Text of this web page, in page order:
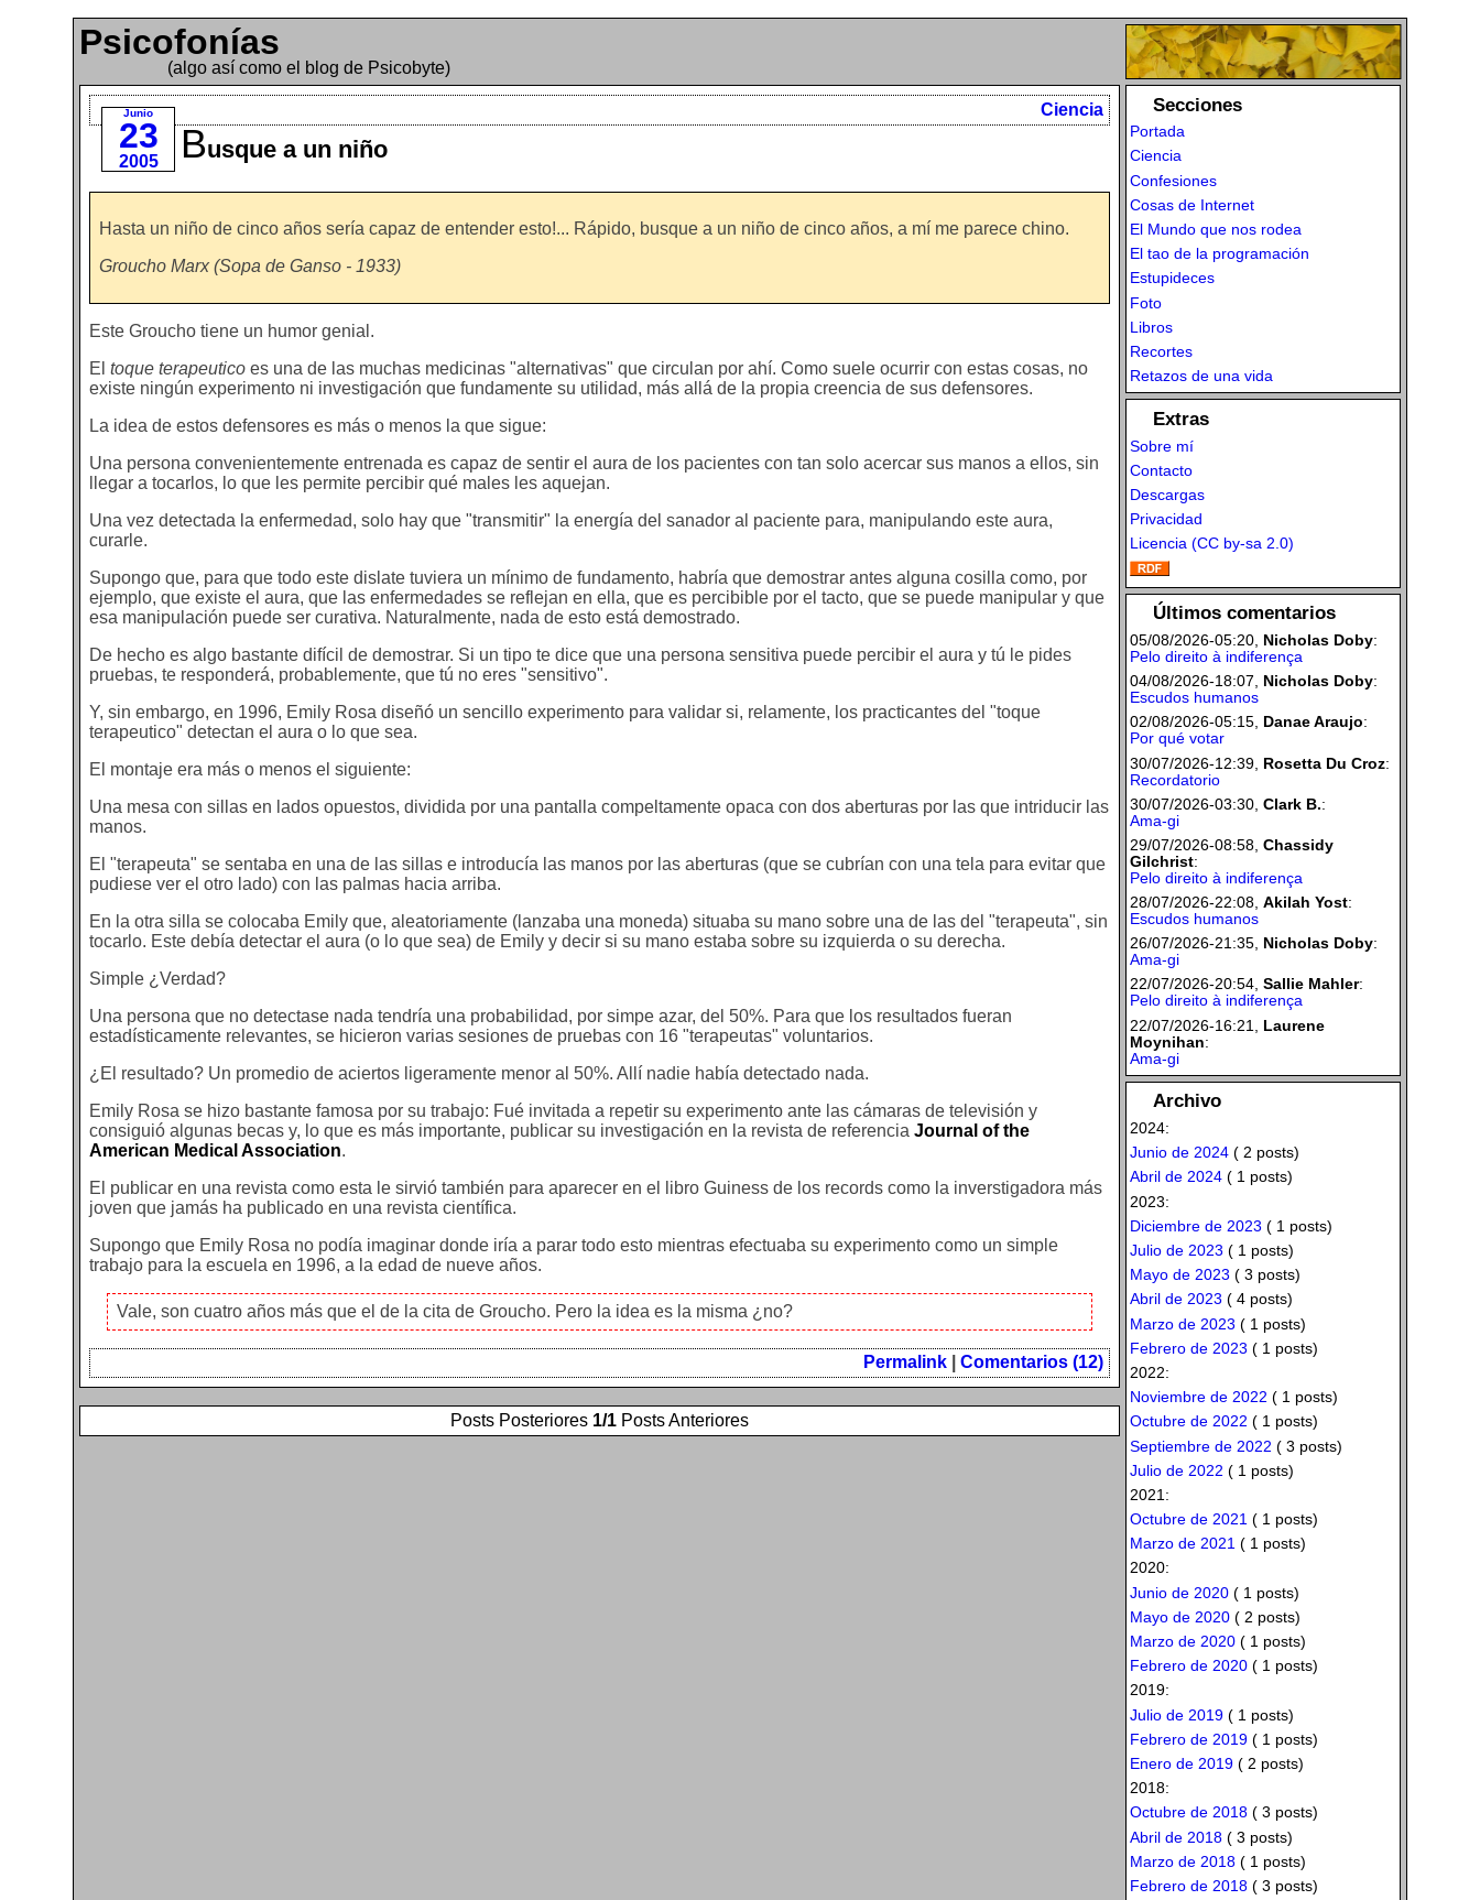
Psicofonías
(algo así como el blog de Psicobyte)
Junio
23
2005
Ciencia
Busque a un niño
Hasta un niño de cinco años sería capaz de entender esto!... Rápido, busque a un niño de cinco años, a mí me parece chino.
Groucho Marx (Sopa de Ganso - 1933)
Este Groucho tiene un humor genial.
Eltoque terapeutico es una de las muchas medicinas "alternativas" que circulan por ahí. Como suele ocurrir con estas cosas, no
existe ningún experimento ni investigación que fundamente su utilidad, más allá de la propia creencia de sus defensores.
La idea de estos defensores es más o menos la que sigue:
Una persona convenientemente entrenada es capaz de sentir el aura de los pacientes con tan solo acercar sus manos a ellos, sin
llegar a tocarlos, lo que les permite percibir qué males les aquejan.
Una vez detectada la enfermedad, solo hay que "transmitir" la energía del sanador al paciente para, manipulando este aura,
curarle.
Supongo que, para que todo este dislate tuviera un mínimo de fundamento, habría que demostrar antes alguna cosilla como, por
ejemplo, que existe el aura, que las enfermedades se reflejan en ella, que es percibible por el tacto, que se puede manipular y que
esa manipulación puede ser curativa. Naturalmente, nada de esto está demostrado.
De hecho es algo bastante difícil de demostrar. Si un tipo te dice que una persona sensitiva puede percibir el aura y tú le pides
pruebas, te responderá, probablemente, que tú no eres "sensitivo".
Y, sin embargo, en 1996, Emily Rosa diseñó un sencillo experimento para validar si, relamente, los practicantes del "toque
terapeutico" detectan el aura o lo que sea.
El montaje era más o menos el siguiente:
Una mesa con sillas en lados opuestos, dividida por una pantalla compeltamente opaca con dos aberturas por las que intriducir las
manos.
El "terapeuta" se sentaba en una de las sillas e introducía las manos por las aberturas (que se cubrían con una tela para evitar que
pudiese ver el otro lado) con las palmas hacia arriba.
En la otra silla se colocaba Emily que, aleatoriamente (lanzaba una moneda) situaba su mano sobre una de las del "terapeuta", sin
tocarlo. Este debía detectar el aura (o lo que sea) de Emily y decir si su mano estaba sobre su izquierda o su derecha.
Simple ¿Verdad?
Una persona que no detectase nada tendría una probabilidad, por simpe azar, del 50%. Para que los resultados fueran
estadísticamente relevantes, se hicieron varias sesiones de pruebas con 16 "terapeutas" voluntarios.
¿El resultado? Un promedio de aciertos ligeramente menor al 50%. Allí nadie había detectado nada.
Emily Rosa se hizo bastante famosa por su trabajo: Fué invitada a repetir su experimento ante las cámaras de televisión y
consiguió algunas becas y, lo que es más importante, publicar su investigación en la revista de referenciaJournal of the
American Medical Association.
El publicar en una revista como esta le sirvió también para aparecer en el libro Guiness de los records como la inverstigadora más
joven que jamás ha publicado en una revista científica.
Supongo que Emily Rosa no podía imaginar donde iría a parar todo esto mientras efectuaba su experimento como un simple
trabajo para la escuela en 1996, a la edad de nueve años.
Vale, son cuatro años más que el de la cita de Groucho. Pero la idea es la misma ¿no?
Permalink Comentarios (12)
Posts Posteriores 1/1 Posts Anteriores
Secciones
Portada
Ciencia
Confesiones
Cosas de Internet
El Mundo que nos rodea
El tao de la programación
Estupideces
Foto
Libros
Recortes
Retazos de una vida
Extras
Sobre mí
Contacto
Descargas
Privacidad
Licencia (CC by-sa 2.0)
Últimos comentarios
05/08/2026-05:20, Nicholas Doby:
Pelo direito à indiferença
04/08/2026-18:07, Nicholas Doby:
Escudos humanos
02/08/2026-05:15, Danae Araujo:
Por qué votar
30/07/2026-12:39, Rosetta Du Croz:
Recordatorio
30/07/2026-03:30, Clark B.:
Ama-gi
29/07/2026-08:58, Chassidy
Gilchrist:
Pelo direito à indiferença
28/07/2026-22:08, Akilah Yost:
Escudos humanos
26/07/2026-21:35, Nicholas Doby:
Ama-gi
22/07/2026-20:54, Sallie Mahler:
Pelo direito à indiferença
22/07/2026-16:21, Laurene
Moynihan:
Ama-gi
Archivo
2024:
Junio de 2024( 2 posts)
Abril de 2024( 1 posts)
2023:
Diciembre de 2023 ( 1 posts)
Julio de 2023 ( 1 posts)
Mayo de 2023 ( 3 posts)
Abril de 2023 ( 4 posts)
Marzo de 2023 ( 1 posts)
Febrero de 2023 ( 1 posts)
2022:
Noviembre de 2022 ( 1 posts)
Octubre de 2022 ( 1 posts)
Septiembre de 2022 ( 3 posts)
Julio de 2022 ( 1 posts)
2021:
Octubre de 2021 ( 1 posts)
Marzo de 2021( 1 posts)
2020:
Junio de 2020( 1 posts)
Mayo de 2020( 2 posts)
Marzo de 2020( 1 posts)
Febrero de 2020( 1 posts)
2019:
Julio de 2019( 1 posts)
Febrero de 2019( 1 posts)
Enero de 2019( 2 posts)
2018:
Octubre de 2018( 3 posts)
Abril de 2018( 3 posts)
Marzo de 2018( 1 posts)
Febrero de 2018( 3 posts)